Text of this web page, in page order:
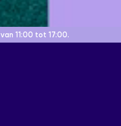
van 11:00 tot 17:00.